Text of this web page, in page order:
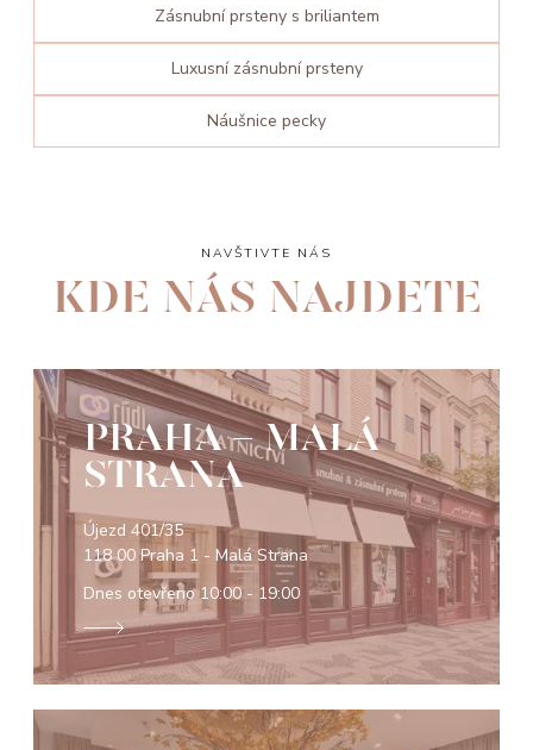
Zásnubní prsteny s briliantem
Luxusní zásnubní prsteny
Náušnice pecky
NAVŠTIVTE NÁS
KDE NÁS NAJDETE
PRAHA - MALÁ
STRANA
Újezd 401/35
118 00 Praha 1 - Malá Strana
Dnes otevřeno10:00 - 19:00